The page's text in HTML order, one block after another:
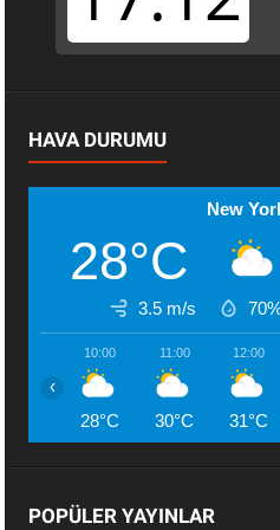
HAVA DURUMU
New
28°C
3.5 m/s
10:00
28°C
11:00
30°C
12:00
31°C
‹
POPÜLER YAYINLAR